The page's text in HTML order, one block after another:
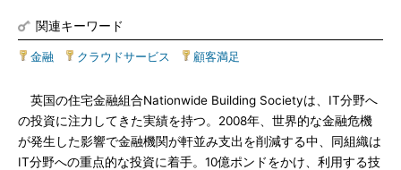
関連キーワード
金融 クラウドサービス 顧客満足
英国の住宅金融組合Nationwide Building Societyは、IT分野へ
の投資に注力してきた実績を持つ。2008年、世界的な金融危機
が発生した影響で金融機関が軒並み支出を削減する中、同組織は
IT分野への重点的な投資に着手。10億ポンドをかけ、利用する技